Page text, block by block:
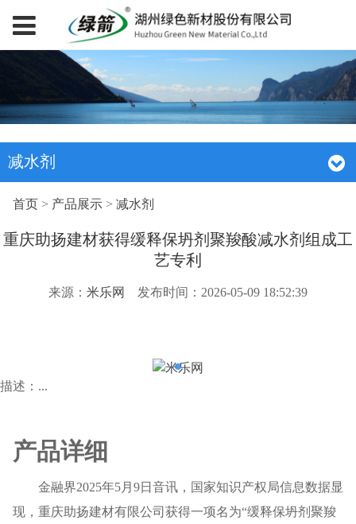
减水剂
首页> 产品展示> 减水剂
重庆助扬建材获得缓释保坍剂聚羧酸减水剂组成工
艺专利
来源： 米乐网 发布时间：2026-05-09 18:52:39
描述：...
产品详细
金融界2025年5月9日音讯，国家知识产权局信息数据显
现，重庆助扬建材有限公司获得一项名为“缓释保坍剂聚羧